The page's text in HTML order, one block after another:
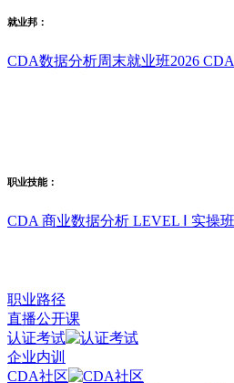
就业邦：
CDA数据分析周末就业班2026
职业技能：
CDA 商业数据分析 LEVEL Ⅰ 实操班
职业路径
直播公开课
认证考试
企业内训
CDA社区